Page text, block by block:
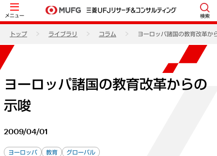
メニュー 検索
トップ ライブラリ コラム ヨーロッパ諸国の教育改革か
ヨーロッパ諸国の教育改革からの
示唆
2009/04/01
ヨーロッパ 教育 グローバル